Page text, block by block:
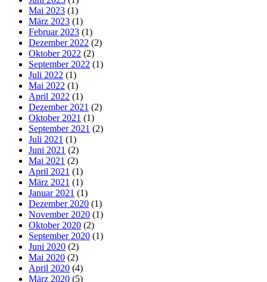
Mai 2023 (1)
März 2023 (1)
Februar 2023 (1)
Dezember 2022 (2)
Oktober 2022 (2)
September 2022 (1)
Juli 2022 (1)
Mai 2022 (1)
April 2022 (1)
Dezember 2021 (2)
Oktober 2021 (1)
September 2021 (2)
Juli 2021 (1)
Juni 2021 (2)
Mai 2021 (2)
April 2021 (1)
März 2021 (1)
Januar 2021 (1)
Dezember 2020 (1)
November 2020 (1)
Oktober 2020 (2)
September 2020 (1)
Juni 2020 (2)
Mai 2020 (2)
April 2020 (4)
März 2020 (5)